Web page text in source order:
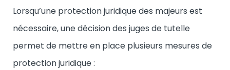
Lorsqu’une protection juridique des majeurs est
nécessaire, une décision des juges de tutelle
permet de mettre en place plusieurs mesures de
protection juridique :